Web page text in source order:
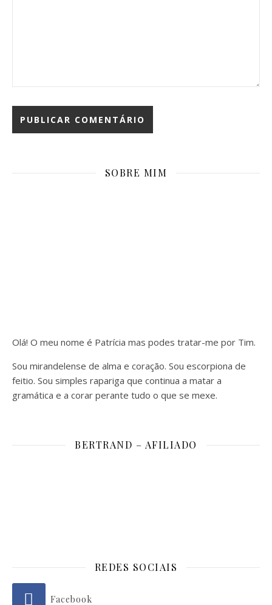
SOBRE MIM
Olá! O meu nome é Patrícia mas podes tratar-me por Tim.
Sou mirandelense de alma e coração. Sou escorpiona de
feitio. Sou simples rapariga que continua a matar a
gramática e a corar perante tudo o que se mexe.
BERTRAND – AFILIADO
REDES SOCIAIS
Facebook